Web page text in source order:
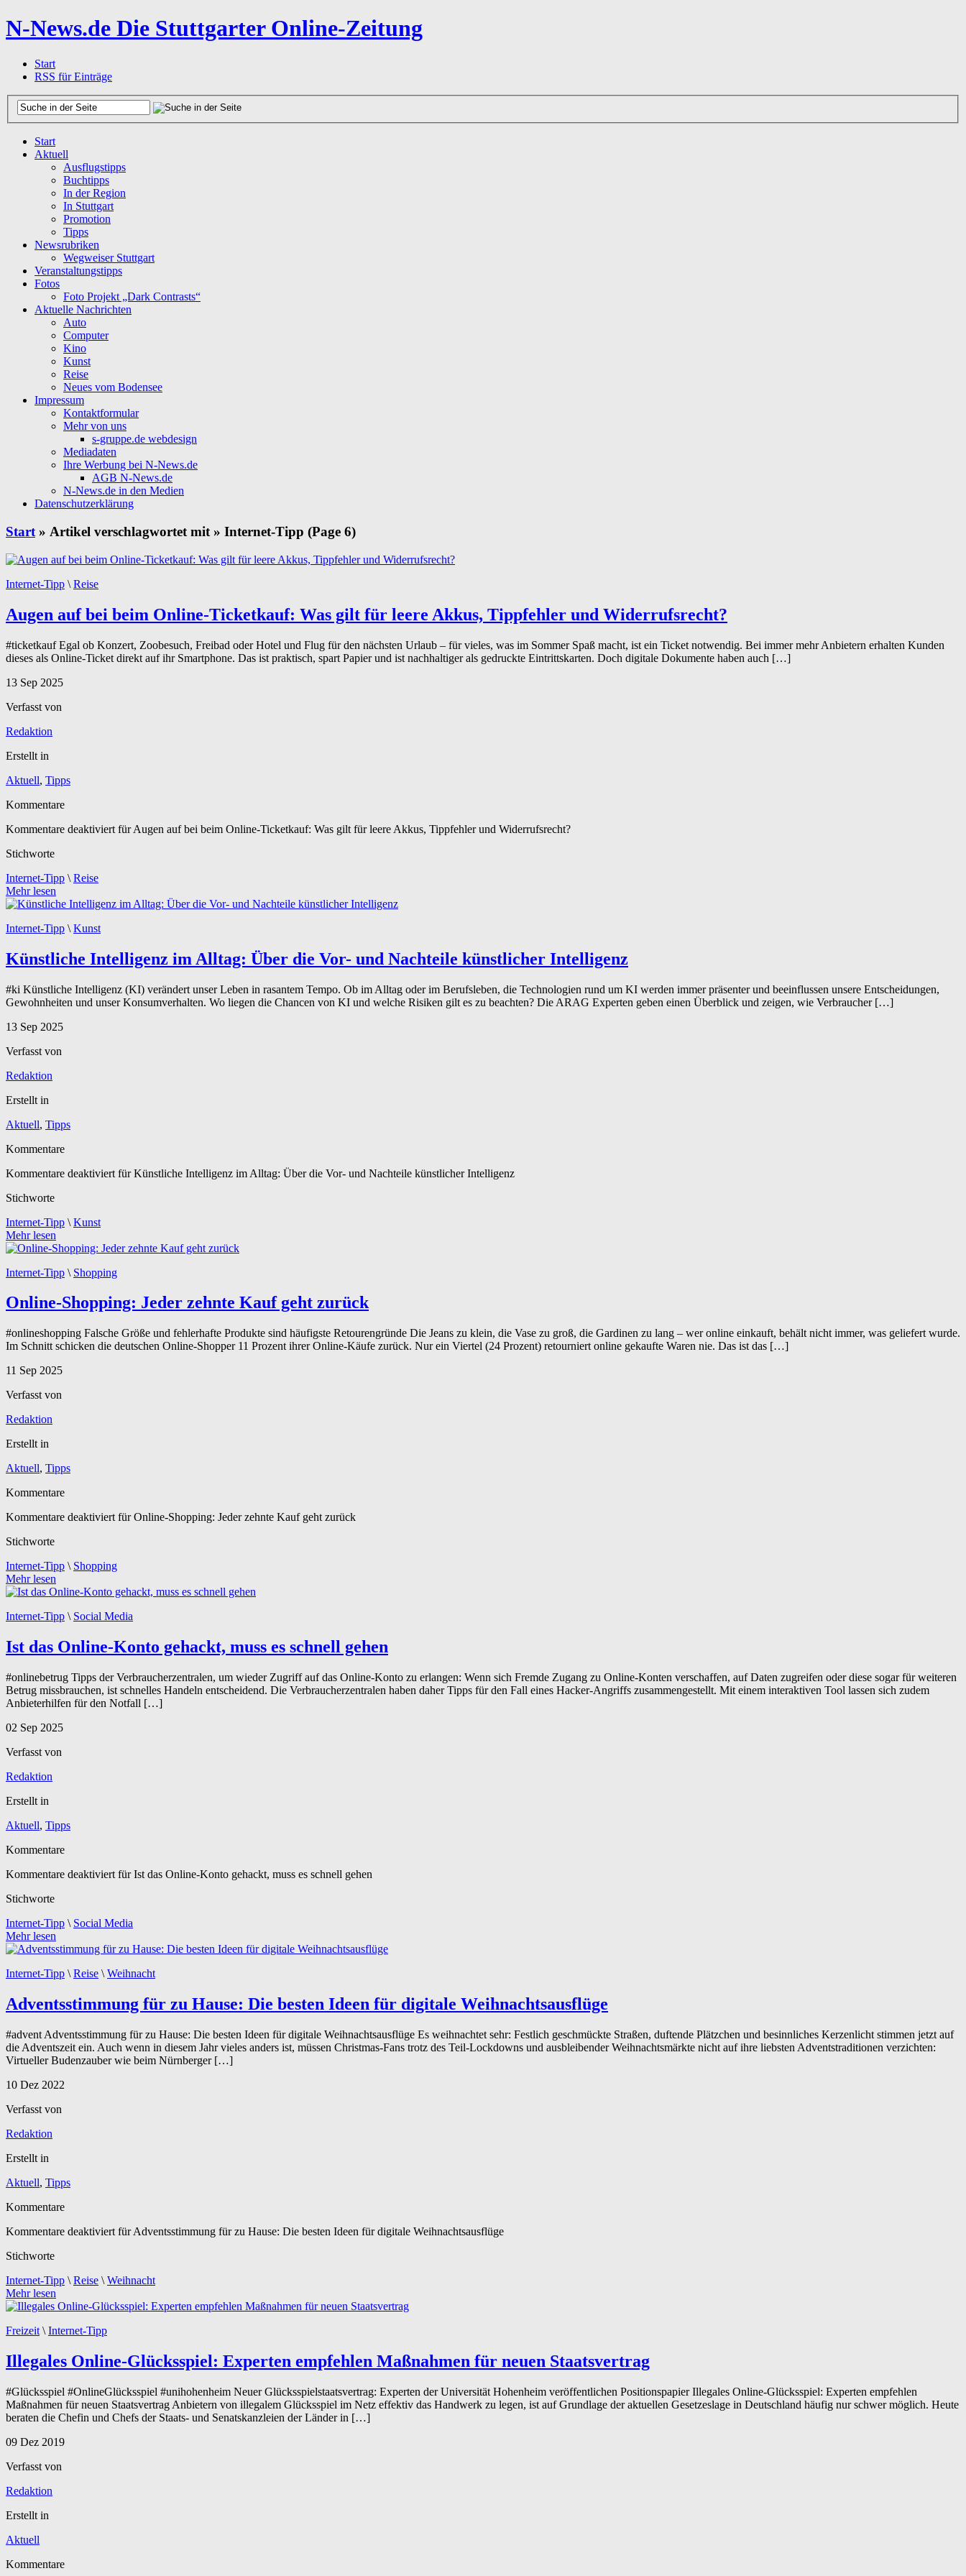
N-News.de Die Stuttgarter Online-Zeitung
Start
RSS für Einträge
Start
Aktuell
Ausflugstipps
Buchtipps
In der Region
In Stuttgart
Promotion
Tipps
Newsrubriken
Wegweiser Stuttgart
Veranstaltungstipps
Fotos
Foto Projekt „Dark Contrasts“
Aktuelle Nachrichten
Auto
Computer
Kino
Kunst
Reise
Neues vom Bodensee
Impressum
Kontaktformular
Mehr von uns
s-gruppe.de webdesign
Mediadaten
Ihre Werbung bei N-News.de
AGB N-News.de
N-News.de in den Medien
Datenschutzerklärung
Start » Artikel verschlagwortet mit » Internet-Tipp (Page 6)
Internet-Tipp \ Reise
Augen auf bei beim Online-Ticketkauf: Was gilt für leere Akkus, Tippfehler und Widerrufsrecht?
#ticketkauf Egal ob Konzert, Zoobesuch, Freibad oder Hotel und Flug für den nächsten Urlaub – für vieles, was im Sommer Spaß macht, ist ein Ticket notwendig. Bei immer mehr Anbietern erhalten Kunden
dieses als Online-Ticket direkt auf ihr Smartphone. Das ist praktisch, spart Papier und ist nachhaltiger als gedruckte Eintrittskarten. Doch digitale Dokumente haben auch […]
13 Sep 2025
Verfasst von
Redaktion
Erstellt in
Aktuell, Tipps
Kommentare
Kommentare deaktiviert für Augen auf bei beim Online-Ticketkauf: Was gilt für leere Akkus, Tippfehler und Widerrufsrecht?
Stichworte
Internet-Tipp \ Reise
Mehr lesen
Internet-Tipp \ Kunst
Künstliche Intelligenz im Alltag: Über die Vor- und Nachteile künstlicher Intelligenz
#ki Künstliche Intelligenz (KI) verändert unser Leben in rasantem Tempo. Ob im Alltag oder im Berufsleben, die Technologien rund um KI werden immer präsenter und beeinflussen unsere Entscheidungen,
Gewohnheiten und unser Konsumverhalten. Wo liegen die Chancen von KI und welche Risiken gilt es zu beachten? Die ARAG Experten geben einen Überblick und zeigen, wie Verbraucher […]
13 Sep 2025
Verfasst von
Redaktion
Erstellt in
Aktuell, Tipps
Kommentare
Kommentare deaktiviert für Künstliche Intelligenz im Alltag: Über die Vor- und Nachteile künstlicher Intelligenz
Stichworte
Internet-Tipp \ Kunst
Mehr lesen
Internet-Tipp \ Shopping
Online-Shopping: Jeder zehnte Kauf geht zurück
#onlineshopping Falsche Größe und fehlerhafte Produkte sind häufigste Retourengründe Die Jeans zu klein, die Vase zu groß, die Gardinen zu lang – wer online einkauft, behält nicht immer, was geliefert wurde.
Im Schnitt schicken die deutschen Online-Shopper 11 Prozent ihrer Online-Käufe zurück. Nur ein Viertel (24 Prozent) retourniert online gekaufte Waren nie. Das ist das […]
11 Sep 2025
Verfasst von
Redaktion
Erstellt in
Aktuell, Tipps
Kommentare
Kommentare deaktiviert für Online-Shopping: Jeder zehnte Kauf geht zurück
Stichworte
Internet-Tipp \ Shopping
Mehr lesen
Internet-Tipp \ Social Media
Ist das Online-Konto gehackt, muss es schnell gehen
#onlinebetrug ­Tipps der Verbraucherzentralen, um wieder Zugriff auf das Online-Konto zu erlangen: Wenn sich Fremde Zugang zu Online-Konten verschaffen, auf Daten zugreifen oder diese sogar für weiteren
Betrug missbrauchen, ist schnelles Handeln entscheidend. Die Verbraucherzentralen haben daher Tipps für den Fall eines Hacker-Angriffs zusammengestellt. Mit einem interaktiven Tool lassen sich zudem
Anbieterhilfen für den Notfall […]
02 Sep 2025
Verfasst von
Redaktion
Erstellt in
Aktuell, Tipps
Kommentare
Kommentare deaktiviert für Ist das Online-Konto gehackt, muss es schnell gehen
Stichworte
Internet-Tipp \ Social Media
Mehr lesen
Internet-Tipp \ Reise \ Weihnacht
Adventsstimmung für zu Hause: Die besten Ideen für digitale Weihnachtsausflüge
#advent Adventsstimmung für zu Hause: Die besten Ideen für digitale Weihnachtsausflüge Es weihnachtet sehr: Festlich geschmückte Straßen, duftende Plätzchen und besinnliches Kerzenlicht stimmen jetzt auf
die Adventszeit ein. Auch wenn in diesem Jahr vieles anders ist, müssen Christmas-Fans trotz des Teil-Lockdowns und ausbleibender Weihnachtsmärkte nicht auf ihre liebsten Adventstraditionen verzichten:
Virtueller Budenzauber wie beim Nürnberger […]
10 Dez 2022
Verfasst von
Redaktion
Erstellt in
Aktuell, Tipps
Kommentare
Kommentare deaktiviert für Adventsstimmung für zu Hause: Die besten Ideen für digitale Weihnachtsausflüge
Stichworte
Internet-Tipp \ Reise \ Weihnacht
Mehr lesen
Freizeit \ Internet-Tipp
Illegales Online-Glücksspiel: Experten empfehlen Maßnahmen für neuen Staatsvertrag
#Glücksspiel #OnlineGlücksspiel #unihohenheim Neuer Glücksspielstaatsvertrag: Experten der Universität Hohenheim veröffentlichen Positionspapier Illegales Online-Glücksspiel: Experten empfehlen
Maßnahmen für neuen Staatsvertrag Anbietern von illegalem Glücksspiel im Netz effektiv das Handwerk zu legen, ist auf Grundlage der aktuellen Gesetzeslage in Deutschland häufig nur schwer möglich. Heute
beraten die Chefin und Chefs der Staats- und Senatskanzleien der Länder in […]
09 Dez 2019
Verfasst von
Redaktion
Erstellt in
Aktuell
Kommentare